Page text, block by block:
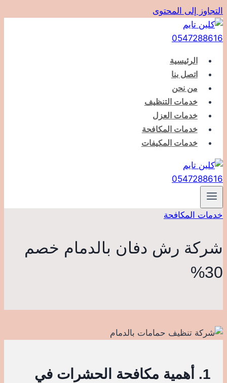
التجاوز إلى المحتوى
الرئيسية
اتصل بنا
من نحن
خدمات التنظيف
خدمات العزل
خدمات المكافحة
خدمات المكيفات
خدمات المكافحة
شركة رش دفان بالدمام خصم
30%
1. أهمية مكافحة الحشرات في